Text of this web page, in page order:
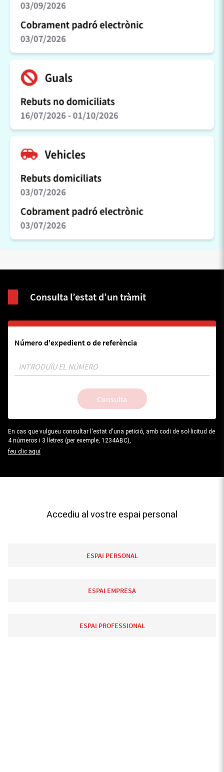
Consulta l’estat d’un tràmit
Número d'expedient o de referència
Consulta
En cas que vulgueu consultar l'estat d'una petició, amb codi de sol·licitud de
4 números i 3 lletres (per exemple, 1234ABC),
feu clic aquí
Accediu al vostre espai personal
ESPAI PERSONAL
ESPAI EMPRESA
ESPAI PROFESSIONAL